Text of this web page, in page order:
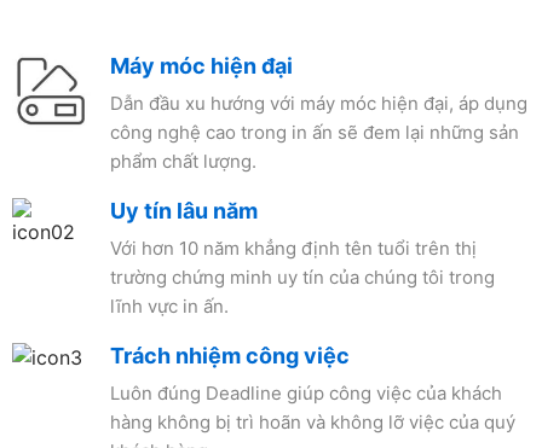
Máy móc hiện đại
Dẫn đầu xu hướng với máy móc hiện đại, áp dụng
công nghệ cao trong in ấn sẽ đem lại những sản
phẩm chất lượng.
Uy tín lâu năm
Với hơn 10 năm khẳng định tên tuổi trên thị
trường chứng minh uy tín của chúng tôi trong
lĩnh vực in ấn.
Trách nhiệm công việc
Luôn đúng Deadline giúp công việc của khách
hàng không bị trì hoãn và không lỡ việc của quý